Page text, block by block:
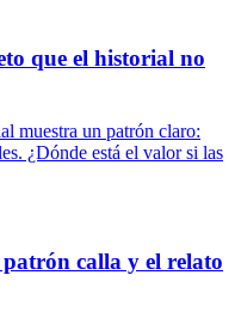
que el historial no
muestra un patrón claro:
¿Dónde está el valor si las
calla y el relato